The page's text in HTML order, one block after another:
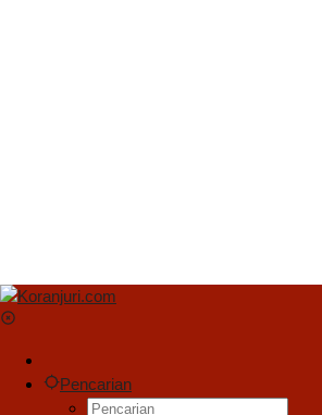
Pencarian